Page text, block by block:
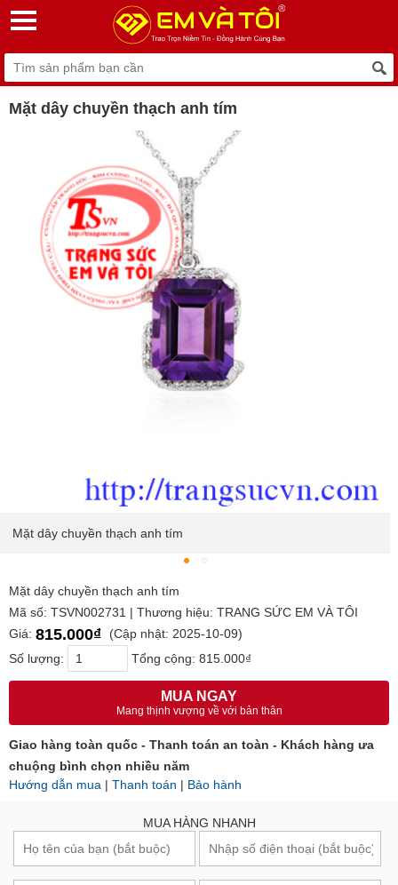
Mặt dây chuyền thạch anh tím
Mặt dây chuyền thạch anh tím
Mặt dây chuyền thạch anh tím
Mã số: TSVN002731 | Thương hiệu: TRANG SỨC EM VÀ TÔI
Giá: 815.000₫
(Cập nhật: 2025-10-09)
Số lượng:
Tổng cộng: 815.000₫
MUA NGAY
Mang thịnh vượng về với bản thân
Giao hàng toàn quốc - Thanh toán an toàn - Khách hàng ưa
chuộng bình chọn nhiều năm
Hướng dẫn mua | Thanh toán | Bảo hành
MUA HÀNG NHANH